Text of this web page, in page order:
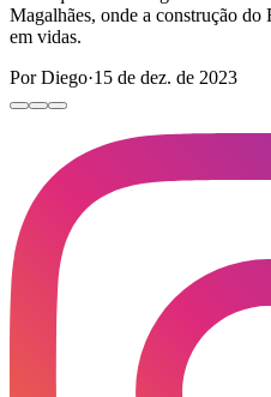
Magalhães, onde a construção
em vidas.
Por Diego·15 de dez. de 2023